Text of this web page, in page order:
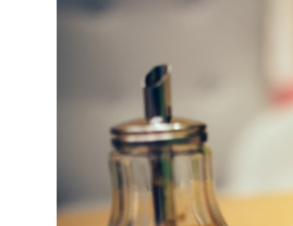
Выберите из списка:
15х20
20х20
20х30
Фото
в